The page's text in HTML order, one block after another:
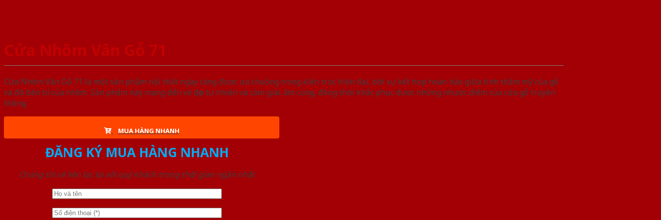
Cửa Nhôm Vân Gỗ 71
Cửa Nhôm Vân Gỗ 71 là một sản phẩm nội thất ngày càng được ưa chuộng trong kiến trúc hiện đại, bởi sự kết hợp hoàn hảo giữa tính thẩm mỹ của gỗ
và độ bền bỉ của nhôm. Sản phẩm này mang đến vẻ đẹp tự nhiên và cảm giác ấm cúng, đồng thời khắc phục được những nhược điểm của cửa gỗ truyền
thống.
MUA HÀNG NHANH
ĐĂNG KÝ MUA HÀNG NHANH
Chúng tôi sẽ liên lạc lại với quý khách trong thời gian ngắn nhất